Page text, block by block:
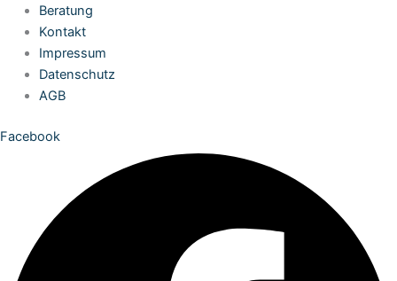
Zum
Inhalt
springen
Beratung
Kontakt
Impressum
Datenschutz
AGB
Facebook